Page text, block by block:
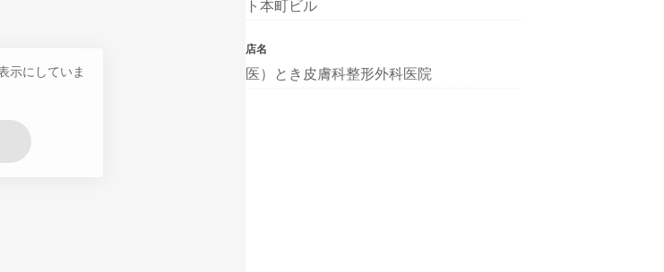
示にしていま
ト本町ビル
店名
医）とき皮膚科整形外科医院